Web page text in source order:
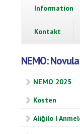
Information
Kontakt
NEMO:
NEMO 2025
Kosten
Aliĝilo |